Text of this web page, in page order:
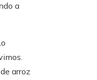
a
arroz